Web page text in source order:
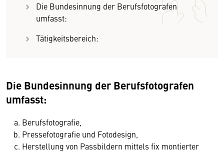
Die Bundesinnung der Berufsfotografen
umfasst:
Tätigkeitsbereich:
Die Bundesinnung der Berufsfotografen
umfasst:
Berufsfotografie,
Pressefotografie und Fotodesign,
Herstellung von Passbildern mittels fix montierter